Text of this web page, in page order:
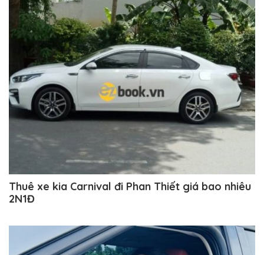
Thuê xe kia Carnival đi Phan Thiết giá bao nhiêu
2N1Đ